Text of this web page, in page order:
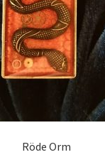
Röde Orm